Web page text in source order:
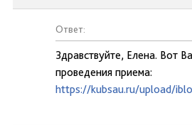
Ответ:
Здравствуйте, Елена. Вот
проведения приема:
https://kubsau.ru/upload/